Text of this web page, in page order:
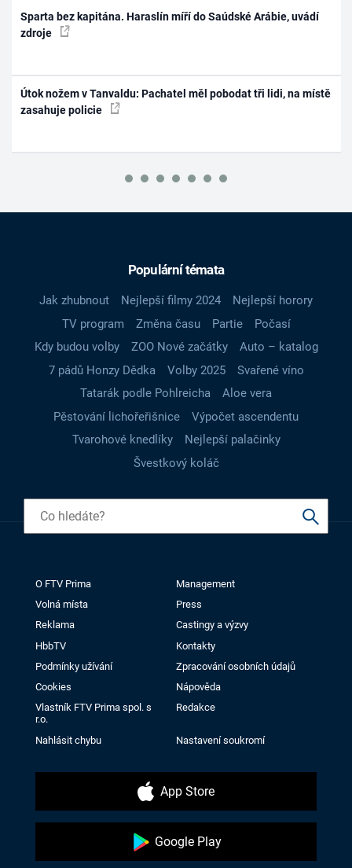
Sparta bez kapitána. Haraslín míří do Saúdské Arábie, uvádí
zdroje
Útok nožem v Tanvaldu: Pachatel měl pobodat tři lidi, na místě
zasahuje policie
Populární témata
Jak zhubnout Nejlepší filmy 2024
Nejlepší horory
TV program
Změna času Partie
Počasí
Kdy budou volby
ZOO Nové začátky
Auto – katalog
7 pádů Honzy Dědka
Volby 2025
Svařené víno
Tatarák podle Pohlreicha
Aloe vera
Pěstování lichořeřišnice
Výpočet ascendentu
Tvarohové knedlíky
Nejlepší palačinky
Švestkový koláč
O FTV Prima
Management
Volná místa
Press
Reklama
Castingy a výzvy
HbbTV
Kontakty
Podmínky užívání
Zpracování osobních údajů
Cookies
Nápověda
Vlastník FTV Prima spol. s
r.o.
Redakce
Nahlásit chybu Nastavení soukromí
App Store
Google Play